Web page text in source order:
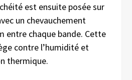
est ensuite posée sur
un chevauchement
entre chaque bande. Cette
contre l’humidité et
thermique.